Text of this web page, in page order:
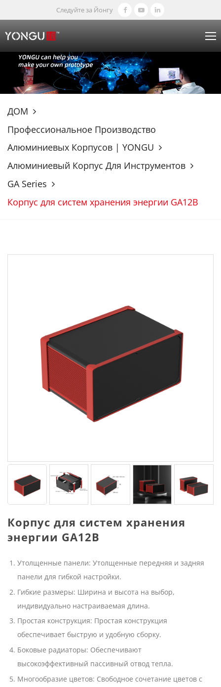
Следуйте за Йонгу
ДОМ
Профессиональное Производство
Алюминиевых Корпусов | YONGU
Алюминиевый Корпус Для Инструментов
GA Series
Корпус для систем хранения энергии GA12B
Корпус для систем хранения
энергии GA12B
Утолщенные панели: Утолщенные передняя и задняя
панели для гибкой настройки.
Гибкие размеры: Ширина и высота на выбор,
индивидуально настраиваемая длина.
Простая конструкция: Простая конструкция
обеспечивает быструю и удобную сборку.
Боковые радиаторы: Обеспечивают
высокоэффективный пассивный отвод тепла.
Многообразие цветов: Свободное сочетание цветов с